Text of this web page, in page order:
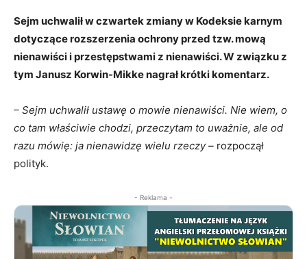
Sejm uchwalił w czwartek zmiany w Kodeksie karnym
dotyczące rozszerzenia ochrony przed tzw. mową
nienawiści i przestępstwami z nienawiści. W związku z
tym Janusz Korwin-Mikke nagrał krótki komentarz.
– Sejm uchwalił ustawę o mowie nienawiści. Nie wiem, o
co tam właściwie chodzi, przeczytam to uważnie, ale od
razu mówię: ja nienawidzę wielu rzeczy – rozpoczął
polityk.
- Reklama -